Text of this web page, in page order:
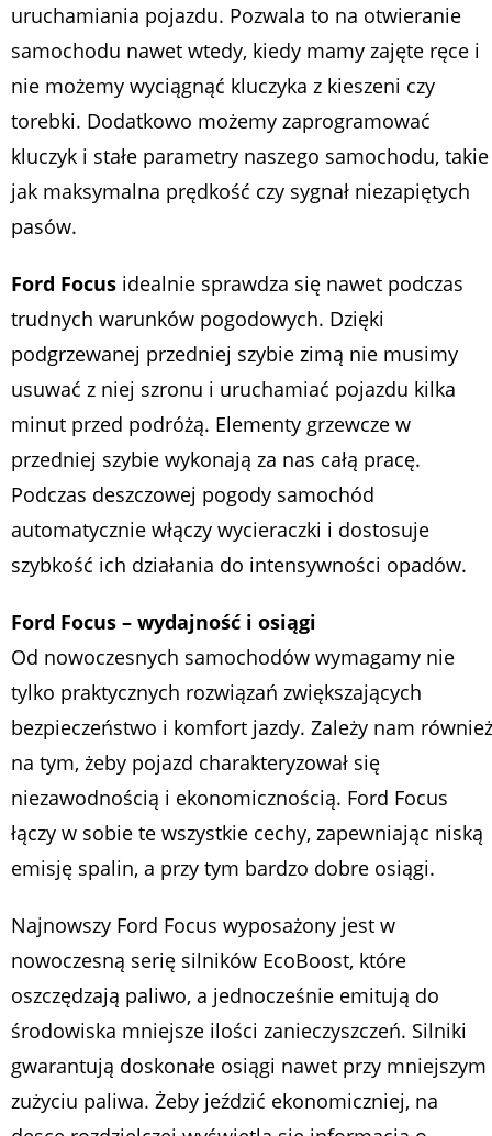
uruchamiania pojazdu. Pozwala to na otwieranie
samochodu nawet wtedy, kiedy mamy zajęte ręce i
nie możemy wyciągnąć kluczyka z kieszeni czy
torebki. Dodatkowo możemy zaprogramować
kluczyk i stałe parametry naszego samochodu, takie
jak maksymalna prędkość czy sygnał niezapiętych
pasów.
Ford Focus idealnie sprawdza się nawet podczas
trudnych warunków pogodowych. Dzięki
podgrzewanej przedniej szybie zimą nie musimy
usuwać z niej szronu i uruchamiać pojazdu kilka
minut przed podróżą. Elementy grzewcze w
przedniej szybie wykonają za nas całą pracę.
Podczas deszczowej pogody samochód
automatycznie włączy wycieraczki i dostosuje
szybkość ich działania do intensywności opadów.
Ford Focus – wydajność i osiągi
Od nowoczesnych samochodów wymagamy nie
tylko praktycznych rozwiązań zwiększających
bezpieczeństwo i komfort jazdy. Zależy nam również
na tym, żeby pojazd charakteryzował się
niezawodnością i ekonomicznością. Ford Focus
łączy w sobie te wszystkie cechy, zapewniając niską
emisję spalin, a przy tym bardzo dobre osiągi.
Najnowszy Ford Focus wyposażony jest w
nowoczesną serię silników EcoBoost, które
oszczędzają paliwo, a jednocześnie emitują do
środowiska mniejsze ilości zanieczyszczeń. Silniki
gwarantują doskonałe osiągi nawet przy mniejszym
zużyciu paliwa. Żeby jeździć ekonomiczniej, na